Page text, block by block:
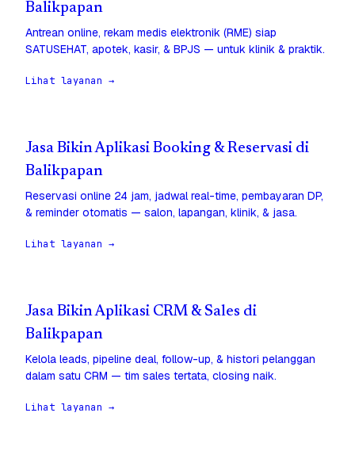
Balikpapan
Antrean online, rekam medis elektronik (RME) siap
SATUSEHAT, apotek, kasir, & BPJS — untuk klinik & praktik.
Lihat layanan →
Jasa Bikin Aplikasi Booking & Reservasi di
Balikpapan
Reservasi online 24 jam, jadwal real-time, pembayaran DP,
& reminder otomatis — salon, lapangan, klinik, & jasa.
Lihat layanan →
Jasa Bikin Aplikasi CRM & Sales di
Balikpapan
Kelola leads, pipeline deal, follow-up, & histori pelanggan
dalam satu CRM — tim sales tertata, closing naik.
Lihat layanan →